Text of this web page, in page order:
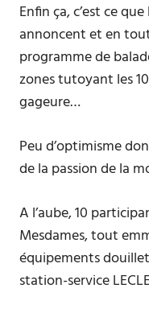
Enfin ça, c’est ce
annoncent et en
programme de
zones tutoyant les
gageure…
Peu d’optimisme
de la passion de la
A l’aube, 10
Mesdames, tout
équipements
station-service